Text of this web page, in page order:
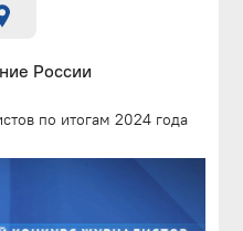
России
по итогам 2024 года